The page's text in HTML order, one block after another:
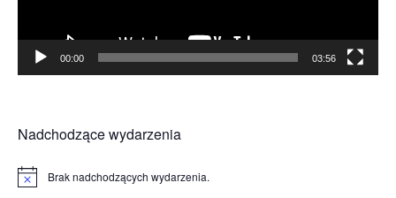
00:00 03:56
Nadchodzące wydarzenia
Powiadomienie
Brak nadchodzących wydarzenia.